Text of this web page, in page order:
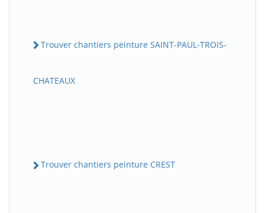
Trouver chantiers peinture SAINT-PAUL-TROIS-
CHATEAUX
Trouver chantiers peinture CREST